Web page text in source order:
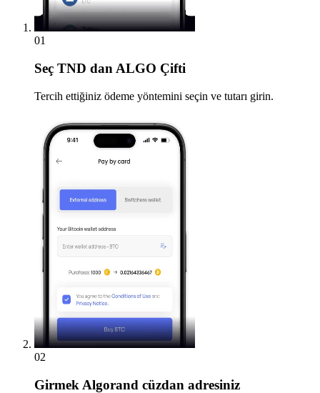
01
Seç TND dan ALGO Çifti
Tercih ettiğiniz ödeme yöntemini seçin ve tutarı girin.
02
Girmek Algorand cüzdan adresiniz